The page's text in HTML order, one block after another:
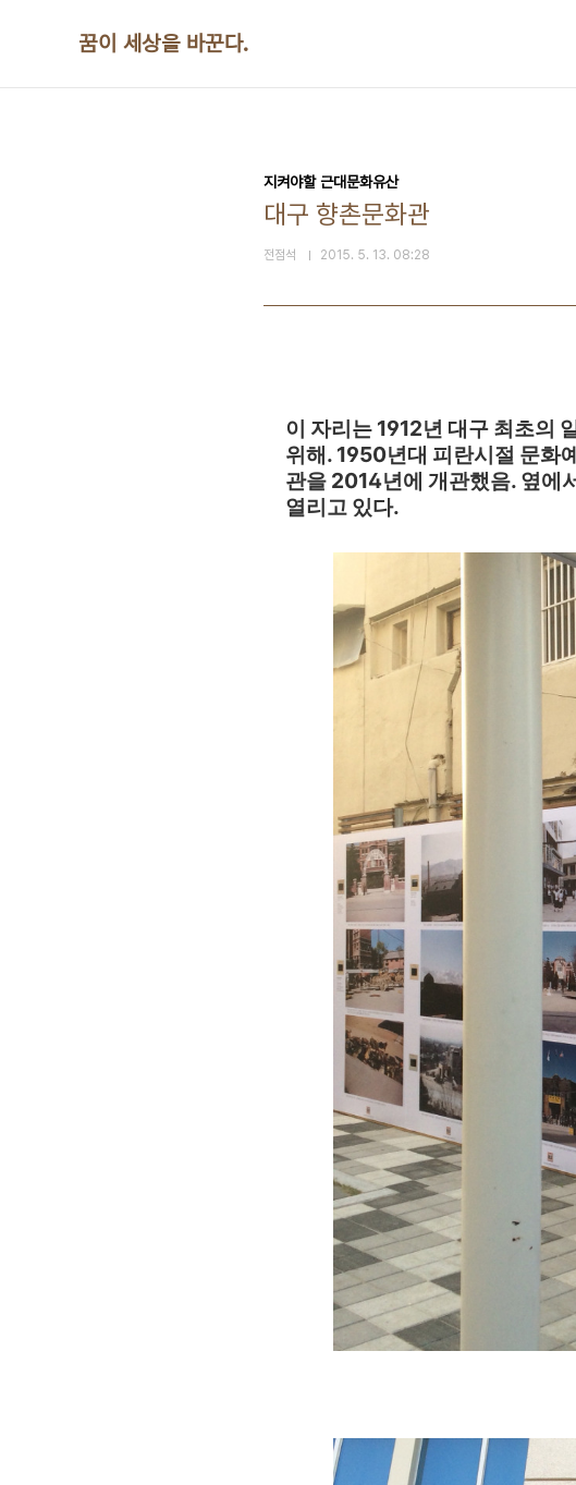
꿈이 세상을 바꾼다.
지켜야할 근대문화유산
대구 향촌문화관
전점석 2015. 5. 13. 08:28
이 자리는 1912년 대구 최초의
위해. 1950년대 피란시절 문화
관을 2014년에 개관했음. 옆에
열리고 있다.